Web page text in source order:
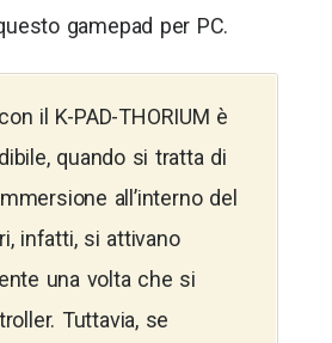
gamepad per PC.
il K-PAD-THORIUM è
quando si tratta di
all’interno del
infatti, si attivano
una volta che si
Tuttavia, se